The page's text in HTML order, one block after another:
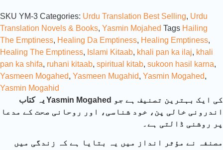
SKU YM-3 Categories: Urdu Translation Best Selling, Urdu
Translation Novels & Books, Yasmin Mojahed Tags Hailing
The Emptiness, Healing Da Emptiness, Healing Emptiness,
Healing The Emptiness, Islami Kitaab, khali pan ka ilaj, khali
pan ka shifa, ruhani kitaab, spiritual kitab, sukoon hasil karna,
Yasmeen Mogahed, Yasmeen Mugahid, Yasmin Mogahed,
Yasmin Mogahid
یہ کتاب Yasmin Mogahed کی ایک بہترین تصنیف ہے جو
اندرونی خالی پن، خود شناسی، اور روحانی صحت کے مدعا
پر روشنی ڈالتی ہے۔
مصنفہ نے مؤثر انداز میں یہ بتایا ہے کہ زندگی میں